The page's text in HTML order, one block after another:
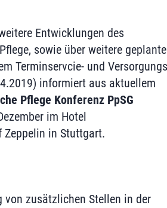
Entwicklungen des
sowie über weitere geplante
Terminservcie- und
informiert aus aktuellem
Pflege Konferenz PpSG
im Hotel
Zeppelin in Stuttgart.
von zusätzlichen Stellen in der